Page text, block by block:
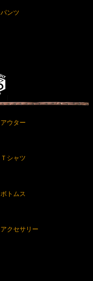
パンツ
アウター
Ｔシャツ
ボトムス
アクセサリー